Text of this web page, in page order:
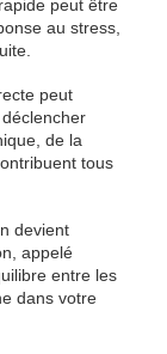
peut être
au stress,
peut
de la
tous
devient
appelé
entre les
dans votre